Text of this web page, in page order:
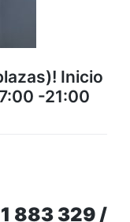
Inicio
-21:00
883 329 /